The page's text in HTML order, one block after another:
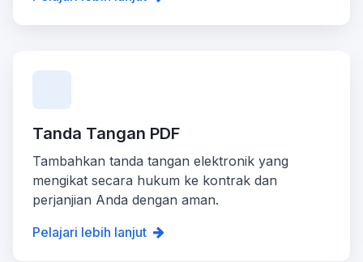
Tanda Tangan PDF
Tambahkan tanda tangan elektronik yang
mengikat secara hukum ke kontrak dan
perjanjian Anda dengan aman.
Pelajari lebih lanjut